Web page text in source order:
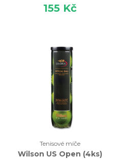
155 Kč
Tenisové míče
Wilson US Open (4ks)